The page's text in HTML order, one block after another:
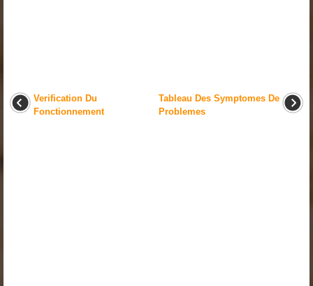
Verification Du
Fonctionnement
Tableau Des Symptomes De
Problemes